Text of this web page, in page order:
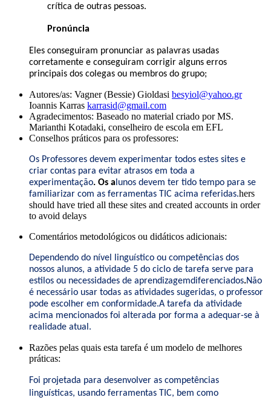
crítica de outras pessoas.
Pronúncia
Eles conseguiram pronunciar as palavras usadas
corretamente e conseguiram corrigir alguns erros
principais dos colegas ou membros do grupo;
Autores/as: Vagner (Bessie) Gioldasi besyiol@yahoo.gr
Ioannis Karras karrasid@gmail.com
Agradecimentos: Baseado no material criado por MS.
Marianthi Kotadaki, conselheiro de escola em EFL
Conselhos práticos para os professores:
Os Professores devem experimentar todos estes sites e
criar contas para evitar atrasos em toda a
experimentação. Os alunos devem ter tido tempo para se
familiarizar com as ferramentas TIC acima referidas.hers
should have tried all these sites and created accounts in order
to avoid delays
Comentários metodológicos ou didáticos adicionais:
Dependendo do nível linguístico ou competências dos
nossos alunos, a atividade 5 do ciclo de tarefa serve para
estilos ou necessidades de aprendizagemdiferenciados.Não
é necessário usar todas as atividades sugeridas, o professor
pode escolher em conformidade.A tarefa da atividade
acima mencionados foi alterada por forma a adequar-se à
realidade atual.
Razões pelas quais esta tarefa é um modelo de melhores
práticas:
Foi projetada para desenvolver as competências
linguísticas, usando ferramentas TIC, bem como